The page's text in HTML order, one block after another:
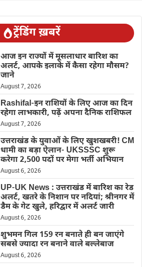
ट्रेंडिंग ख़बरें
आज इन राज्यों में मूसलाधार बारिश का
अलर्ट, आपके इलाके में कैसा रहेगा मौसम?
जाने
August 7, 2026
Rashifal-इन राशियों के लिए आज का दिन
रहेगा लाभकारी, पढ़ें अपना दैनिक राशिफल
August 7, 2026
उत्तराखंड के युवाओं के लिए खुशखबरी! CM
धामी का बड़ा ऐलान- UKSSSC शुरू
करेगा 2,500 पदों पर मेगा भर्ती अभियान
August 6, 2026
UP-UK News : उत्तराखंड में बारिश का रेड
अलर्ट, खतरे के निशान पर नदियां; श्रीनगर में
डैम के गेट खुले, हरिद्वार में अलर्ट जारी
August 6, 2026
शुभमन गिल 159 रन बनाते ही बन जाएंगे
सबसे ज्यादा रन बनाने वाले बल्लेबाज
August 6, 2026